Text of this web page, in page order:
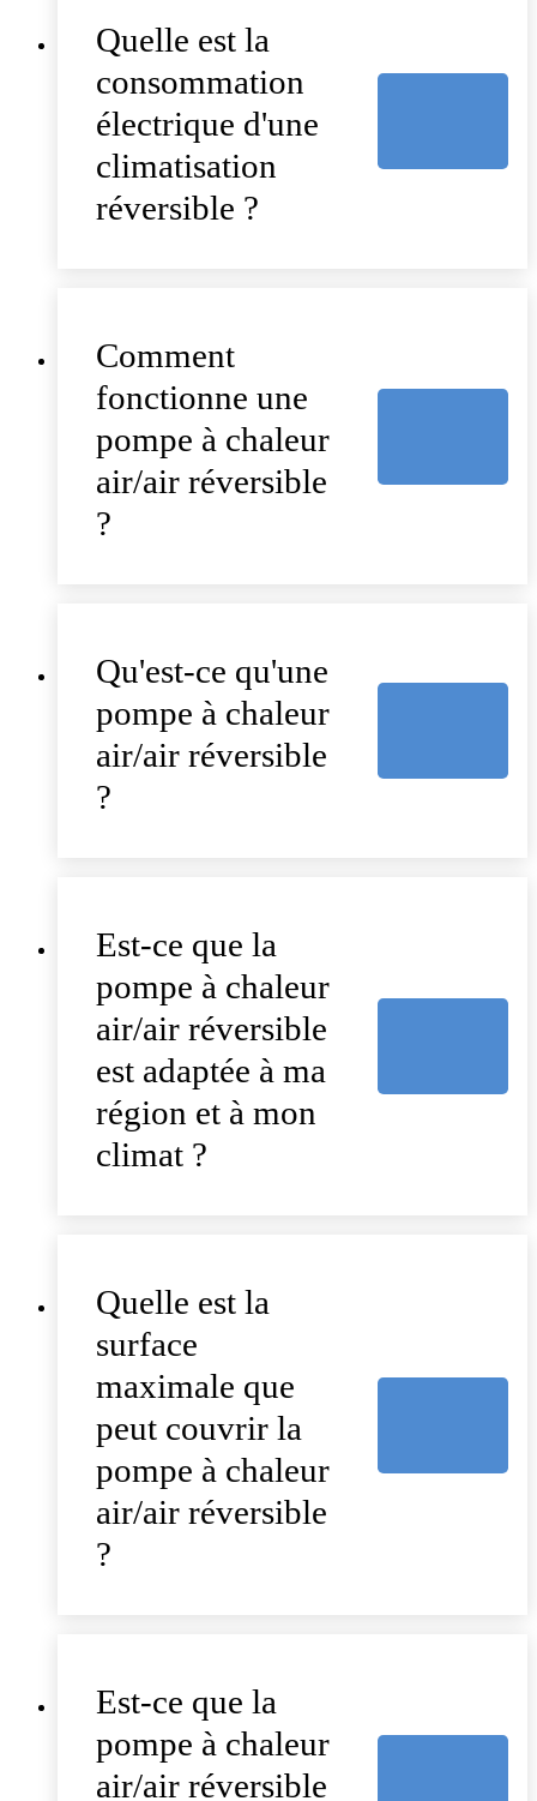
Quelle est la
consommation
électrique d'une
climatisation
réversible ?
Comment
fonctionne une
pompe à chaleur
air/air réversible
?
Qu'est-ce qu'une
pompe à chaleur
air/air réversible
?
Est-ce que la
pompe à chaleur
air/air réversible
est adaptée à ma
région et à mon
climat ?
Quelle est la
surface
maximale que
peut couvrir la
pompe à chaleur
air/air réversible
?
Est-ce que la
pompe à chaleur
air/air réversible